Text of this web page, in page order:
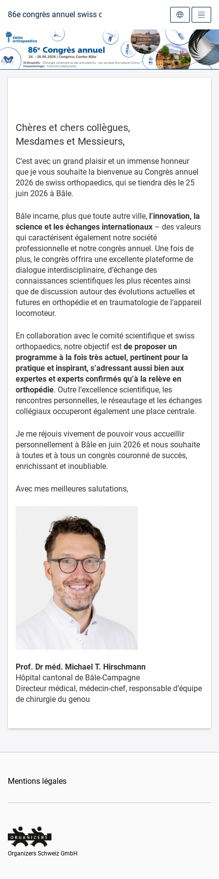
Vers la page d'accueil
86e congrès annuel swiss orthopaedics
Chères et chers collègues,
Mesdames et Messieurs,
C’est avec un grand plaisir et un immense honneur
que je vous souhaite la bienvenue au Congrès annuel
2026 de swiss orthopaedics, qui se tiendra dès le 25
juin 2026 à Bâle.
Bâle incarne, plus que toute autre ville, l’innovation, la
science et les échanges internationaux – des valeurs
qui caractérisent également notre société
professionnelle et notre congrès annuel. Une fois de
plus, le congrès offrira une excellente plateforme de
dialogue interdisciplinaire, d’échange des
connaissances scientifiques les plus récentes ainsi
que de discussion autour des évolutions actuelles et
futures en orthopédie et en traumatologie de l’appareil
locomoteur.
En collaboration avec le comité scientifique et swiss
orthopaedics, notre objectif est de proposer un
programme à la fois très actuel, pertinent pour la
pratique et inspirant, s’adressant aussi bien aux
expertes et experts confirmés qu’à la relève en
orthopédie. Outre l’excellence scientifique, les
rencontres personnelles, le réseautage et les échanges
collégiaux occuperont également une place centrale.
Je me réjouis vivement de pouvoir vous accueillir
personnellement à Bâle en juin 2026 et nous souhaite
à toutes et à tous un congrès couronné de succès,
enrichissant et inoubliable.
Avec mes meilleures salutations,
Prof. Dr méd. Michael T. Hirschmann
Hôpital cantonal de Bâle-Campagne
Directeur médical, médecin-chef, responsable d’équipe
de chirurgie du genou
Mentions légales
Organizers Schweiz GmbH
Organizers Schweiz GmbH